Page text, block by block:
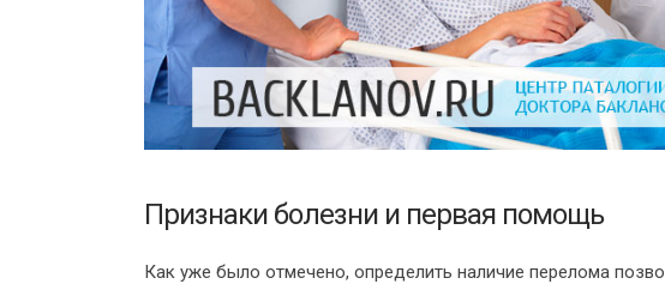
Признаки болезни и первая помощь
Как уже было отмечено, определить наличие перелома